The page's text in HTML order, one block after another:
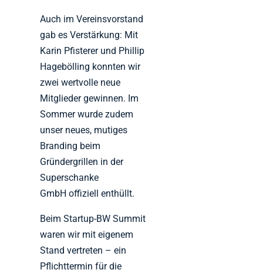
Auch im Vereinsvorstand
gab es Verstärkung: Mit
Karin Pfisterer und Phillip
Hagebölling konnten wir
zwei wertvolle neue
Mitglieder gewinnen. Im
Sommer wurde zudem
unser neues, mutiges
Branding beim
Gründergrillen in der
Superschanke
GmbH offiziell enthüllt.
Beim Startup-BW Summit
waren wir mit eigenem
Stand vertreten – ein
Pflichttermin für die